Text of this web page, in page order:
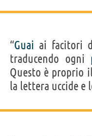
“Guai ai facitori
traducendo ogni
Questo è proprio
la lettera uccide e